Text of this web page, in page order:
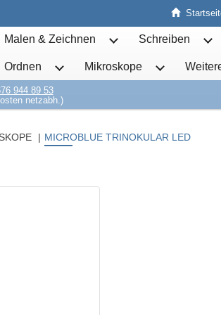
Malen & Zeichnen Untermenü von
Schreiben
Ordnen Untermenü von Ordnen öffnen
Mikroskope Untermenü
944 89 53
netzabh.)
MICROBLUE TRINOKULAR LED